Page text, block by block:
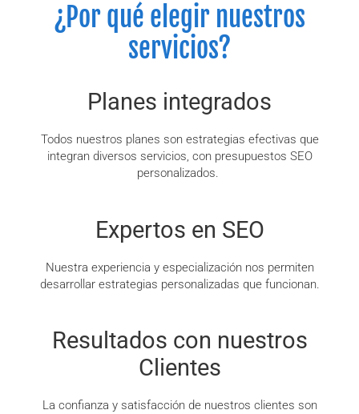
¿Por qué elegir nuestros
servicios?
Planes integrados
Todos nuestros planes son estrategias efectivas que
integran diversos servicios, con presupuestos SEO
personalizados.
Expertos en SEO
Nuestra experiencia y especialización nos permiten
desarrollar estrategias personalizadas que funcionan.
Resultados con nuestros
Clientes
La confianza y satisfacción de nuestros clientes son